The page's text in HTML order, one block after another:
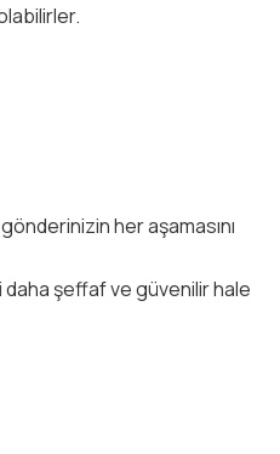
her aşamasını
şeffaf ve güvenilir hale